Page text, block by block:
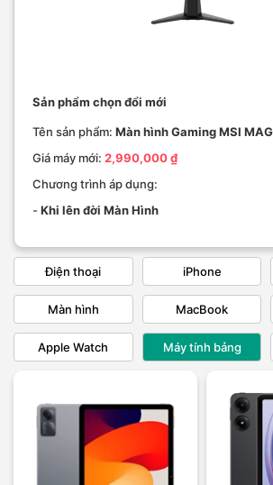
Sản phẩm chọn đổi mới
Tên sản phẩm: Màn hình Gaming MSI
Giá máy mới: 2,990,000 ₫
Chương trình áp dụng:
- Khi lên đời Màn Hình
Điện thoại iPhone
Màn hình MacBook
Apple Watch Máy tính bảng